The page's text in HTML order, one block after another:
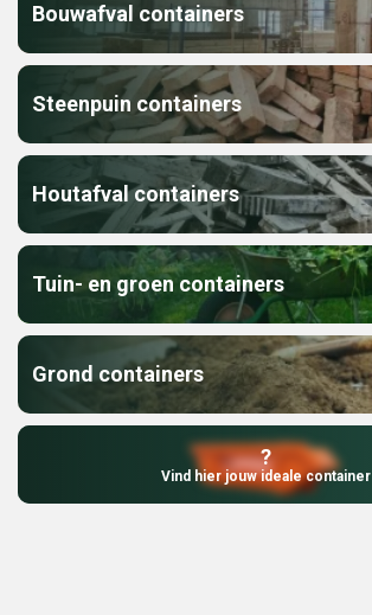
Bouwafval containers
Steenpuin containers
Houtafval containers
Tuin- en groen containers
Grond containers
?
Vind hier jouw ideale container